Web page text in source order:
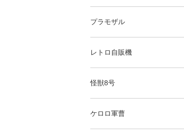
プラモザル
レトロ自販機
怪獣8号
ケロロ軍曹